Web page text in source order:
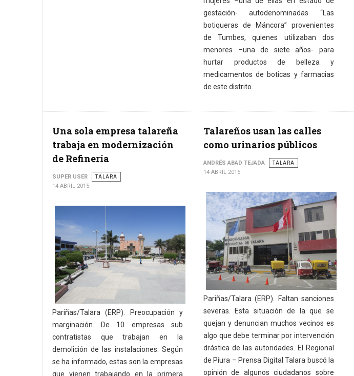
gestación- autodenominadas “Las
botiqueras de Máncora” provenientes
de Tumbes, quienes utilizaban dos
menores –una de siete años- para
hurtar productos de belleza y
medicamentos de boticas y farmacias
de este distrito.
Una sola empresa talareña
trabaja en modernización
de Refinería
SUPER USER
TALARA
14 ABRIL 2015
Pariñas/Talara (ERP). Preocupación y
marginación. De 10 empresas sub
contratistas que trabajan en la
demolición de las instalaciones. Según
se ha informado, estas son la empresas
que vienen trabajando en la primera
Talareños usan las calles
como urinarios públicos
ANDRÉS ABAD TEJADA
TALARA
14 ABRIL 2015
Pariñas/Talara (ERP). Faltan sanciones
severas. Esta situación de la que se
quejan y denuncian muchos vecinos es
algo que debe terminar por intervención
drástica de las autoridades. El Regional
de Piura – Prensa Digital Talara buscó la
opinión de algunos ciudadanos sobre